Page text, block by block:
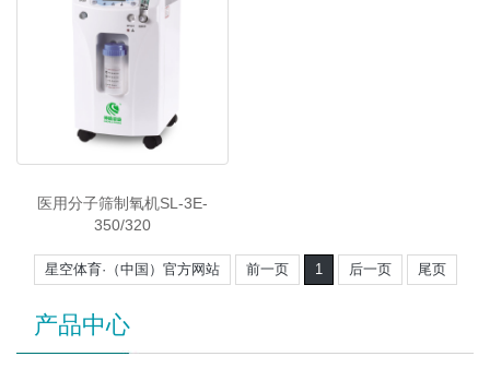
医用分子筛制氧机SL-3E-
350/320
星空体育·（中国）官方网站 前一页 1 后一页 尾页
产品中心